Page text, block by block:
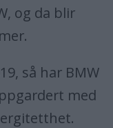
og da blir
så har BMW
med